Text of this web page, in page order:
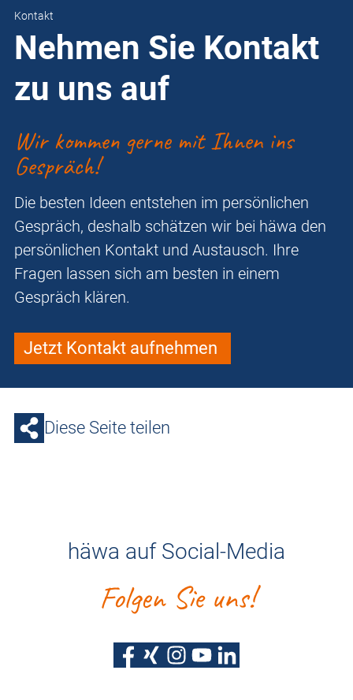
Kontakt
Nehmen Sie Kontakt
zu uns auf
Wir kommen gerne mit Ihnen ins
Gespräch!
Die besten Ideen entstehen im persönlichen
Gespräch, deshalb schätzen wir bei häwa den
persönlichen Kontakt und Austausch. Ihre
Fragen lassen sich am besten in einem
Gespräch klären.
Jetzt Kontakt aufnehmen
Diese Seite teilen
häwa auf Social-Media
Folgen Sie uns!